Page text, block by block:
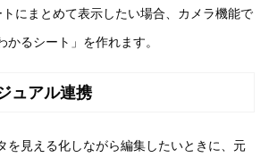
にまとめて表示したい場合、カメラ機能で
かるシート」を作れます。
ュアル連携
を見える化しながら編集したいときに、元